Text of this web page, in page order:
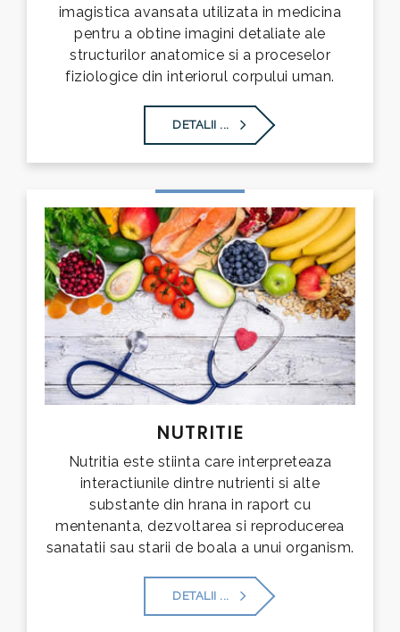
imagistica avansata utilizata in medicina
pentru a obtine imagini detaliate ale
structurilor anatomice si a proceselor
fiziologice din interiorul corpului uman.
DETALII ...
NUTRITIE
Nutritia este stiinta care interpreteaza
interactiunile dintre nutrienti si alte
substante din hrana in raport cu
mentenanta, dezvoltarea si reproducerea
sanatatii sau starii de boala a unui organism.
DETALII ...